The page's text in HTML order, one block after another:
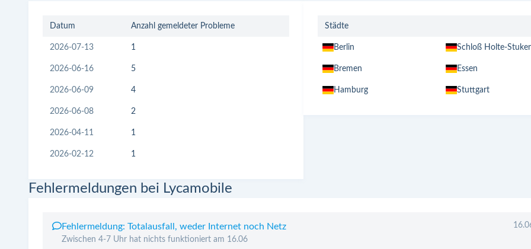
Datum Anzahl gemeldeter Probleme
2026-07-13 1
2026-06-16 5
2026-06-09 4
2026-06-08 2
2026-04-11 1
2026-02-12 1
Städte
Berlin Schloß Holte-
Bremen Essen
Hamburg Stuttgart
Fehlermeldungen bei Lycamobile
Fehlermeldung: Totalausfall, weder Internet noch Netz
Zwischen 4-7 Uhr hat nichts funktioniert am 16.06